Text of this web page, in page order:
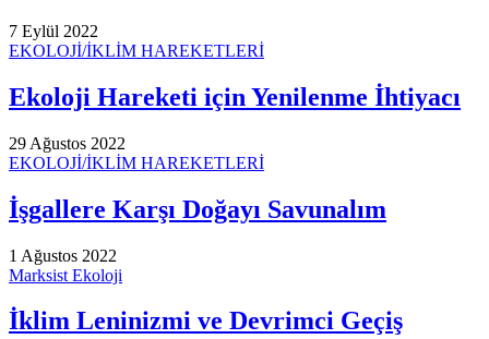
7 Eylül 2022
EKOLOJİ/İKLİM HAREKETLERİ
Ekoloji Hareketi için Yenilenme İhtiyacı
29 Ağustos 2022
EKOLOJİ/İKLİM HAREKETLERİ
İşgallere Karşı Doğayı Savunalım
1 Ağustos 2022
Marksist Ekoloji
İklim Leninizmi ve Devrimci Geçiş